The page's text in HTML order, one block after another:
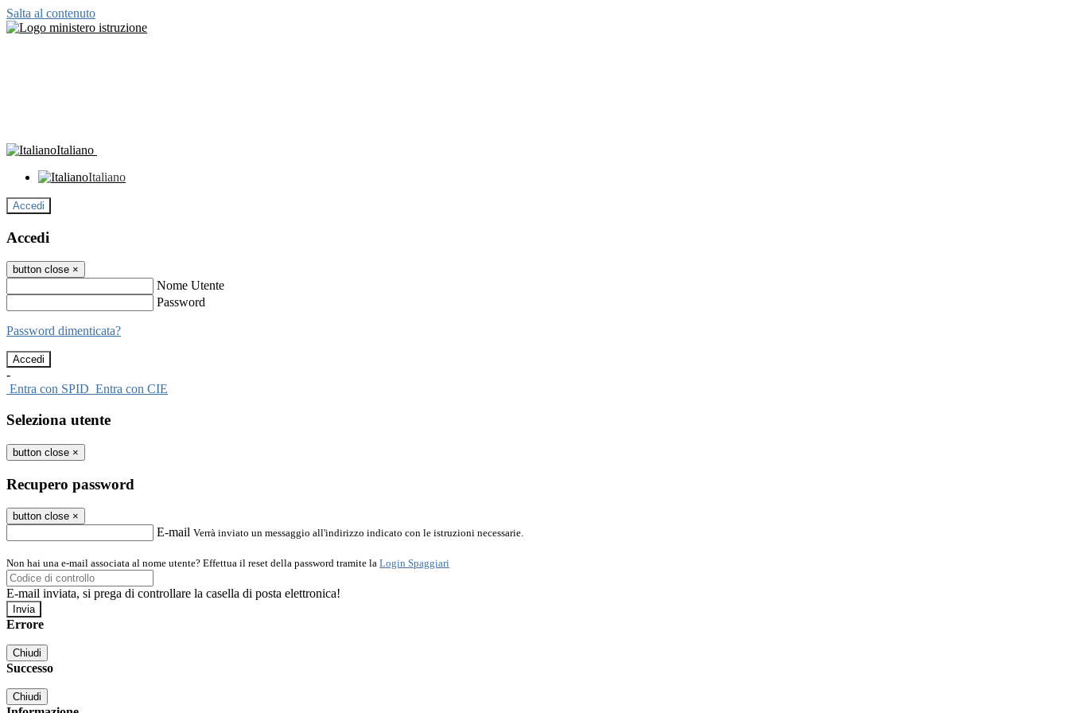
Salta al contenuto
Italiano
Italiano
Accedi
Accedi
button close ×
Nome Utente
Password
Password dimenticata?
-
Entra con SPID Entra con CIE
Seleziona utente
button close ×
Recupero password
button close ×
E-mail Verrà inviato un messaggio all'indirizzo indicato con le istruzioni necessarie.
Non hai una e-mail associata al nome utente? Effettua il reset della password tramite la Login Spaggiari
E-mail inviata, si prega di controllare la casella di posta elettronica!
Errore
Chiudi
Successo
Chiudi